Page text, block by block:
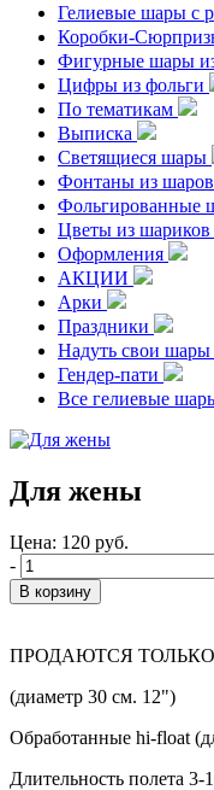
Гелиевые шары с
Коробки-
Фигурные шары
Цифры из фольги
По тематикам
Выписка
Светящиеся шары
Фонтаны из шаров
Фольгированные
Цветы из шариков
Оформления
АКЦИИ
Арки
Праздники
Надуть свои шары
Гендер-пати
Все гелиевые
Для жены
Цена: 120 руб.
-
ПРОДАЮТСЯ ТОЛЬКО
(диаметр 30 см. 12")
Обработанные hi-float
Длительность полета 3-